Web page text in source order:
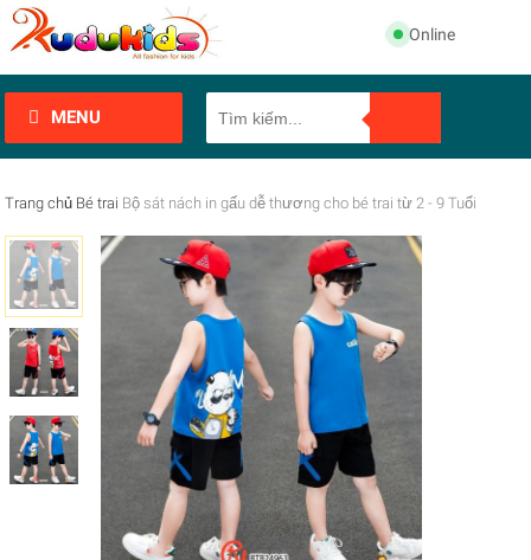
Online
MENU
Trang chủ Bé trai Bộ sát nách in gấu dễ thương cho bé trai từ 2 - 9 Tuổi